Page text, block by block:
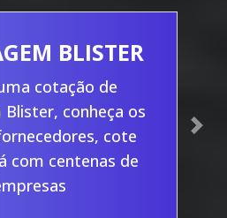
BLISTER
cotação de
Blister, conheça os
cote
com centenas de
Next